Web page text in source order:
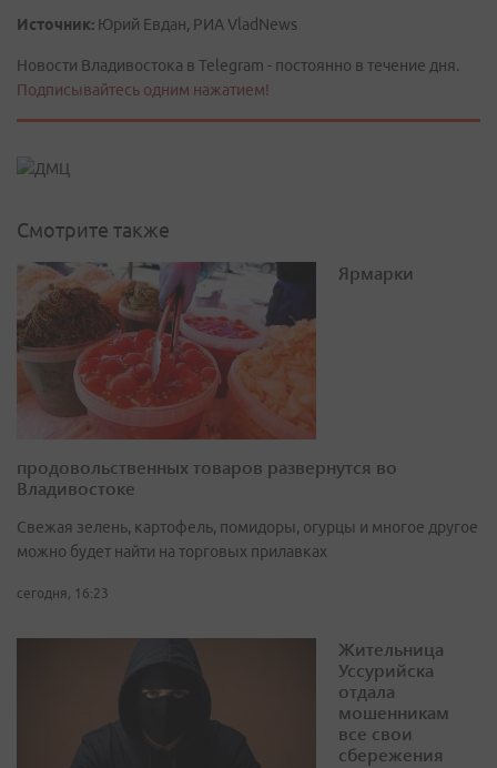
Источник: Юрий Евдан, РИА VladNews
Новости Владивостока в Telegram - постоянно в течение дня.
Подписывайтесь одним нажатием!
Смотрите также
Ярмарки
продовольственных товаров развернутся во
Владивостоке
Свежая зелень, картофель, помидоры, огурцы и многое другое
можно будет найти на торговых прилавках
сегодня, 16:23
Жительница
Уссурийска
отдала
мошенникам
все свои
сбережения